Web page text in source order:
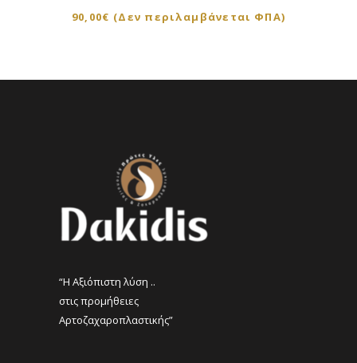
90,00€ (Δεν περιλαμβάνεται ΦΠΑ)
“Η Αξιόπιστη λύση ..
στις προμήθειες
Αρτοζαχαροπλαστικής”